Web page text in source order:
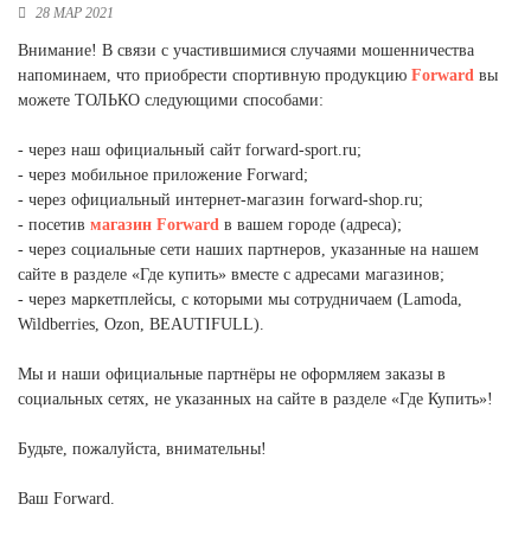
Новосибирская область (3)
Республика Башкортостан (3)
Республика Татарстан (2)
Ростовская область (2)
Самарская область (1)
Санкт-Петербург и ЛО (3)
Саратовская область (1)
Свердловская область (5)
Северная Осетия (2)
Ставропольский край (5)
Тульская область (1)
28 МАР 2021
Внимание! В связи с участившимися случаями мошенничества
напоминаем, что приобрести спортивную продукцию Forward вы
можете ТОЛЬКО следующими способами:
- через наш официальный сайт forward-sport.ru;
- через мобильное приложение Forward;
- через официальный интернет-магазин forward-shop.ru;
- посетив магазин Forward в вашем городе (адреса);
- через социальные сети наших партнеров, указанные на нашем
сайте в разделе «Где купить» вместе с адресами магазинов;
- через маркетплейсы, с которыми мы сотрудничаем (Lamoda,
Wildberries, Ozon, BEAUTIFULL).
Мы и наши официальные партнёры не оформляем заказы в
социальных сетях, не указанных на сайте в разделе «Где Купить»!
Будьте, пожалуйста, внимательны!
Ваш Forward.